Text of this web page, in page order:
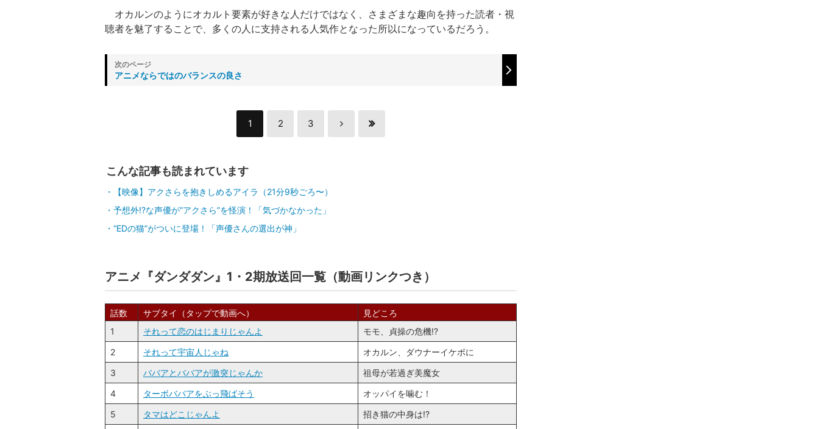
オカルンのようにオカルト要素が好きな人だけではなく、さまざまな趣向を持った読者・視
聴者を魅了することで、多くの人に支持される人気作となった所以になっているだろう。
アニメならではのバランスの良さ
1 2 3
こんな記事も読まれています
【映像】アクさらを抱きしめるアイラ（21分9秒ごろ〜）
予想外!?な声優が“アクさら”を怪演！「気づかなかった」
“EDの猫”がついに登場！「声優さんの選出が神」
アニメ『ダンダダン』1・2期放送回一覧（動画リンクつき）
話数 サブタイ（タップで動画へ）
見どころ
1
それって恋のはじまりじゃんよ
モモ、貞操の危機!?
2
それって宇宙人じゃね
オカルン、ダウナーイケボに
3
ババアとババアが激突じゃんか
祖母が若過ぎ美魔女
4
ターボババアをぶっ飛ばそう
オッパイを噛む！
5
タマはどこじゃんよ
招き猫の中身は!?